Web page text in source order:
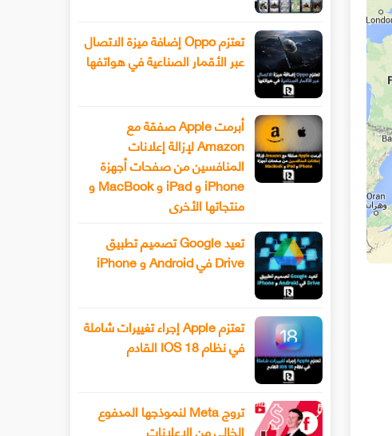
تعتزم Oppo إضافة ميزة الاتصال
عبر الأقمار الصناعية في هواتفها
أبرمت Apple صفقة مع
Amazon لإزالة إعلانات
المنافسين من صفحات أجهزة
iPhone و iPad و MacBook و
منتجاتها الأخرى
تعيد Google تصميم تطبيق
Drive في Android و iPhone
تعتزم Apple إجراء تغييرات شاملة
في نظام IOS 18 القادم
تروج Meta لنموذجها المدفوع
الخالي من الإعلانات